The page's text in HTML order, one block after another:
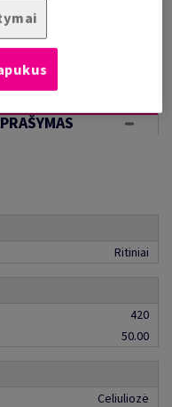
Ritiniai
420
50.00
Celiuliozė